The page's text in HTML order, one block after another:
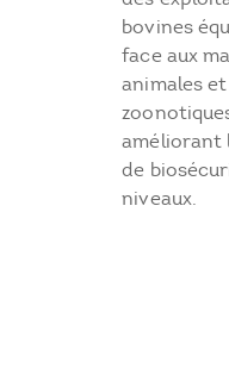
bovines
face aux
animales et
améliorant
de
niveaux.